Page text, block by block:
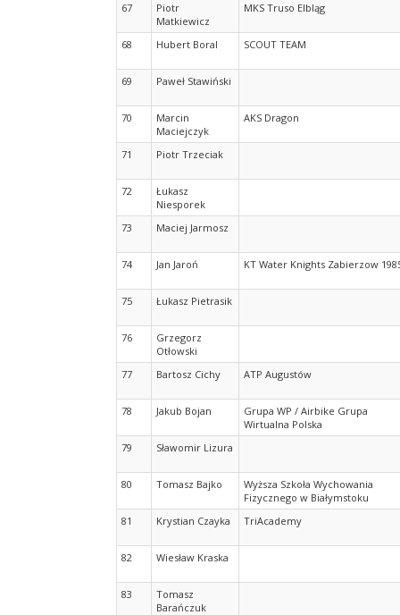
67
Piotr
Matkiewicz
MKS Truso Elbląg
68 Hubert Boral SCOUT TEAM
69 Paweł Stawiński
70
Marcin
Maciejczyk
AKS Dragon
71 Piotr Trzeciak
72
Łukasz
Niesporek
73
Maciej Jarmosz
74 Jan Jaroń KT Water Knights Zabierzow
75 Łukasz Pietrasik
76
Grzegorz
Otłowski
77
Bartosz Cichy ATP Augustów
78 Jakub Bojan
Grupa WP / Airbike Grupa
Wirtualna Polska
79
Sławomir Lizura
80 Tomasz Bajko
Wyższa Szkoła Wychowania
Fizycznego w Białymstoku
81
Krystian Czayka TriAcademy
82 Wiesław Kraska
83
Tomasz
Barańczuk